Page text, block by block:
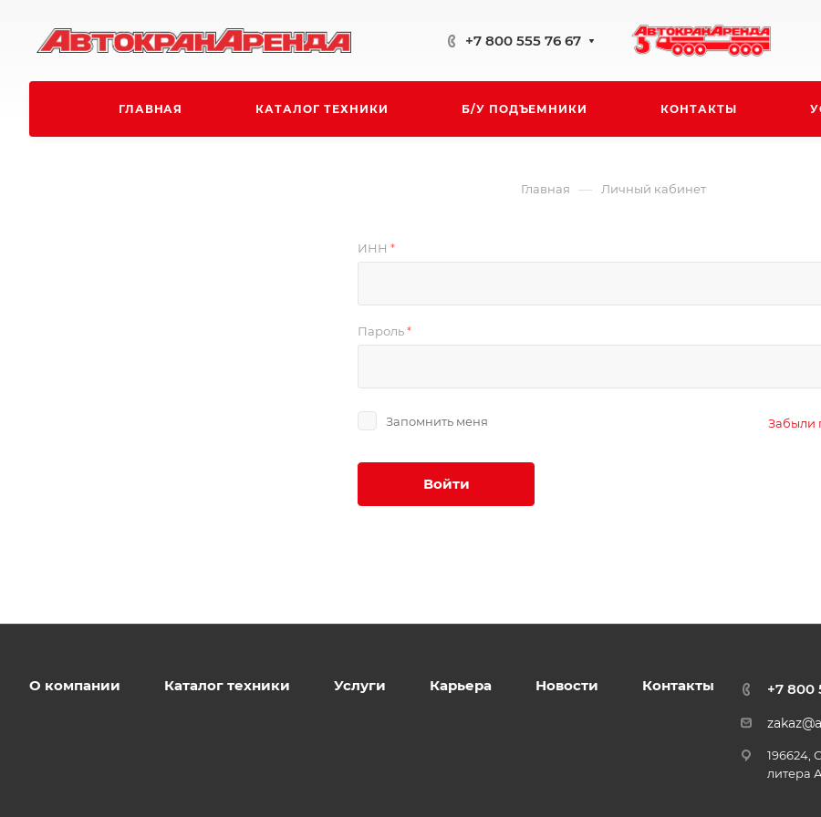
+7 800 555 76 67
ГЛАВНАЯ КАТАЛОГ ТЕХНИКИ Б/У ПОДЪЕМНИКИ КОНТАКТЫ
Главная — Личный кабинет
ИНН *
Пароль*
Запомнить меня Забыли
Войти
О компании Каталог техники Услуги Карьера Новости Контакты +7 800
196624,
литера